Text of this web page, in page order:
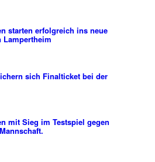
starten erfolgreich ins neue
Lampertheim
sich Finalticket bei der
mit Sieg im Testspiel gegen